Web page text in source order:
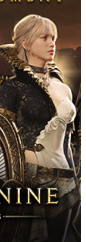
วุธและสกิลขณะต่อสู้ได้
บกับโลกทัศน์และคอน